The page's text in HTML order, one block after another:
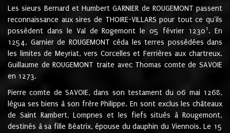
Les sieurs Bernard et Humbert GARNIER de ROUGEMONT passent
reconnaissance aux sires de THOIRE-VILLARS pour tout ce qu'ils
possèdent dans le Val de Rogemont le 05 février 12301 . En
1254, Garnier de ROUGEMONT céda les terres possédées dans
les limites de Meyriat, vers Corcelles et Ferrières aux chartreux.
Guillaume de ROUGEMONT traite avec Thomas comte de SAVOIE
en 1273.
Pierre comte de SAVOIE, dans son testament du 06 mai 1268,
légua ses biens à son frère Philippe. En sont exclus les châteaux
de Saint Rambert, Lompnes et les fiefs situés à Rougemont,
destinés à sa fille Béatrix, épouse du dauphin du Viennois. Le 15